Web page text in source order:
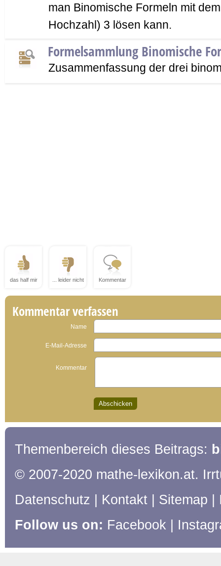
man Binomische Formeln mit
Hochzahl) 3 lösen kann.
Formelsammlung Binomische
Zusammenfassung der drei
das half mir ... leider nicht Kommentar
Kommentar verfassen
Name
E-Mail-Adresse
Kommentar
Themenbereich dieses Beitrags:
© 2007-2020 mathe-lexikon.at.
Datenschutz
Kontakt Sitemap
Follow us on: Facebook